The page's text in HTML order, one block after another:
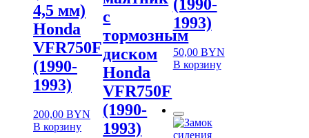
4,5 мм)
Honda
VFR750F
(1990-
1993)
200,00 BYN
В корзину
с
тормозным
диском
Honda
VFR750F
(1990-
1993)
(1990-
1993)
50,00 BYN
В корзину